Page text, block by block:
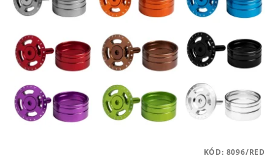
KÓD: 8096/RED